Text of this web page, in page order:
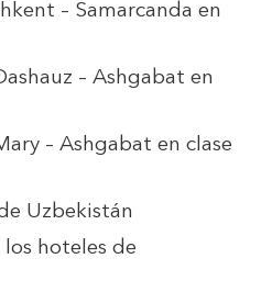
– Samarcanda en
– Ashgabat en
– Ashgabat en clase
Uzbekistán
los hoteles de